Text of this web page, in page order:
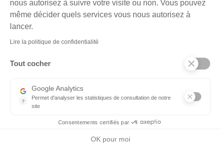
nous autorisez à suivre votre visite ou non. Vous pouvez
même décider quels services vous nous autorisez à
lancer.
Lire la politique de confidentialité
Tout cocher
?
Google Analytics
Permet d'analyser les statistiques de consultation de notre
site
Consentements certifiés par
OK pour moi